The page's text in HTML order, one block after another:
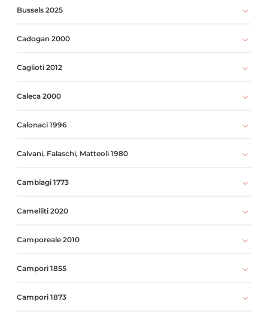
Bussels 2025
Cadogan 2000
Caglioti 2012
Caleca 2000
Calonaci 1996
Calvani, Falaschi, Matteoli 1980
Cambiagi 1773
Camelliti 2020
Camporeale 2010
Campori 1855
Campori 1873